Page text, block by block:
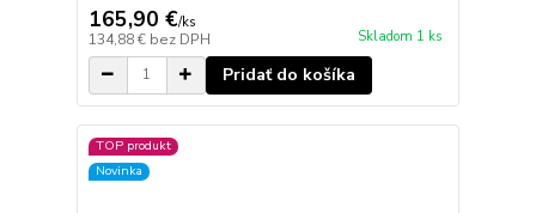
165,90 €/ks
134,88 € bez DPH Skladom 1 ks
Pridať do košíka
TOP produkt
Novinka